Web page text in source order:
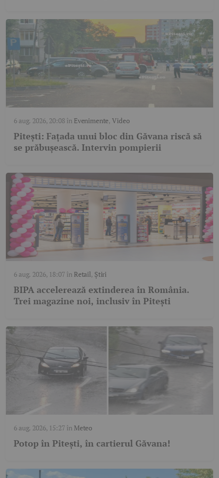
6 aug. 2026, 20:08în Evenimente,Video
Pitești: Fațada unui bloc din Găvana riscă să
se prăbușească. Intervin pompierii
6 aug. 2026, 18:07în Retail, Știri
BIPA accelerează extinderea în România.
Trei magazine noi, inclusiv în Pitești
6 aug. 2026, 15:27în Meteo
Potop în Pitești, în cartierul Găvana!